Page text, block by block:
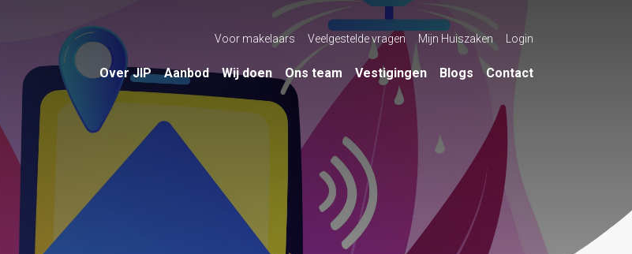
Voor makelaars Veelgestelde vragen Mijn Huiszaken Login
Over JIP Aanbod Wij doen Ons team Vestigingen Blogs Contact